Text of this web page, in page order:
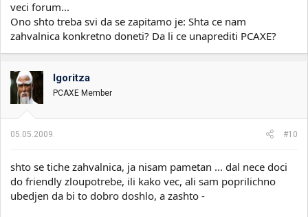
veci forum...
Ono shto treba svi da se zapitamo je: Shta ce nam
zahvalnica konkretno doneti? Da li ce unaprediti PCAXE?
Igoritza
PCAXE Member
05.05.2009. #10
shto se tiche zahvalnica, ja nisam pametan ... dal nece doci
do friendly zloupotrebe, ili kako vec, ali sam poprilichno
ubedjen da bi to dobro doshlo, a zashto -